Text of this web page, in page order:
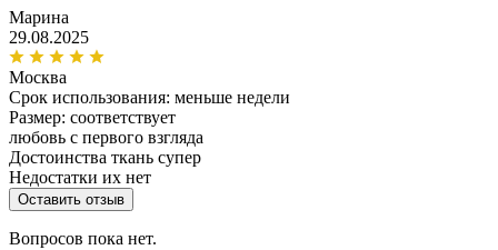
Марина
29.08.2025
Москва
Срок использования: меньше недели
Размер: соответствует
любовь с первого взгляда
Достоинства ткань супер
Недостатки их нет
Оставить отзыв
Вопросов пока нет.